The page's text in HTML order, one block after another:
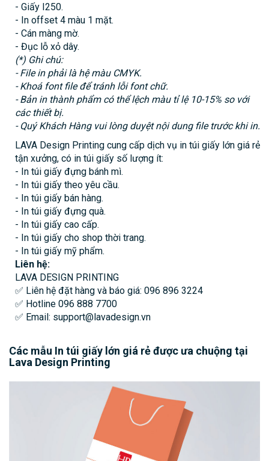
- Giấy I250.
- In offset 4 màu 1 mặt.
- Cán màng mờ.
- Đục lỗ xỏ dây.
(*) Ghi chú:
- File in phải là hệ màu CMYK.
- Khoá font file để tránh lỗi font chữ.
- Bản in thành phẩm có thể lệch màu tỉ lệ 10-15% so với
các thiết bị.
- Quý Khách Hàng vui lòng duyệt nội dung file trước khi in.
LAVA Design Printing cung cấp dịch vụ in túi giấy lớn giá rẻ
tận xưởng, có in túi giấy số lượng ít:
- In túi giấy đựng bánh mì.
- In túi giấy theo yêu cầu.
- In túi giấy bán hàng.
- In túi giấy đựng quà.
- In túi giấy cao cấp.
- In túi giấy cho shop thời trang.
- In túi giấy mỹ phẩm.
Liên hệ:
LAVA DESIGN PRINTING
✅ Liên hệ đặt hàng và báo giá: 096 896 3224
✅ Hotline 096 888 7700
✅ Email: support@lavadesign.vn
Các mẫu In túi giấy lớn giá rẻ được ưa chuộng tại
Lava Design Printing